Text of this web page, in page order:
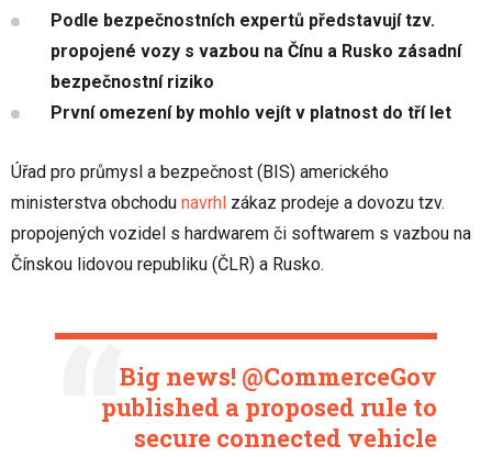
Podle bezpečnostních expertů představují tzv.
propojené vozy s vazbou na Čínu a Rusko zásadní
bezpečnostní riziko
První omezení by mohlo vejít v platnost do tří let
Úřad pro průmysl a bezpečnost (BIS) amerického
ministerstva obchodu navrhl zákaz prodeje a dovozu tzv.
propojených vozidel s hardwarem či softwarem s vazbou na
Čínskou lidovou republiku (ČLR) a Rusko.
Big news! @CommerceGov
published a proposed rule to
secure connected vehicle